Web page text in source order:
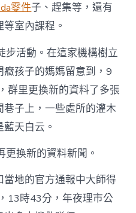
零件子、趕集等，還有
室內課程。
步活動。在這家機構樹立
孩子的媽媽留意到，9
群里更換新的資料了多張
子上，一些處所的灌木
天白云。
換新的資料新聞。
地的官方通報中大師得
13時43分，年夜理市公